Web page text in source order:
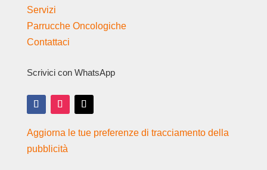
Servizi
Parrucche Oncologiche
Contattaci
Scrivici con WhatsApp
Aggiorna le tue preferenze di tracciamento della
pubblicità